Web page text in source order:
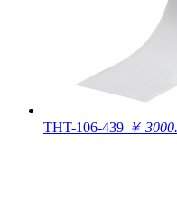
THT-106-439 ￥